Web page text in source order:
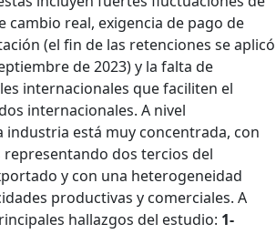
cambio real, exigencia de pago de
(el fin de las retenciones se aplicó
de 2023) y la falta de
internacionales que faciliten el
internacionales. A nivel
industria está muy concentrada, con
representando dos tercios del
y con una heterogeneidad
productivas y comerciales. A
hallazgos del estudio: 1-